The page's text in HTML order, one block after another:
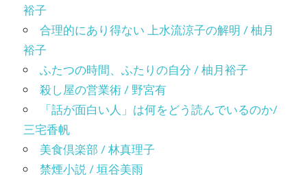
裕子
合理的にあり得ない 上水流涼子の解明 / 柚月
裕子
ふたつの時間、ふたりの自分 / 柚月裕子
殺し屋の営業術 / 野宮有
「話が面白い人」は何をどう読んでいるのか/
三宅香帆
美食倶楽部 / 林真理子
禁煙小説 / 垣谷美雨